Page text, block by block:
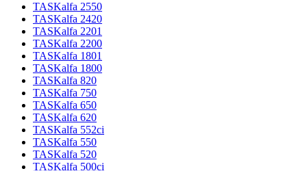
TASKalfa 2550
TASKalfa 2420
TASKalfa 2201
TASKalfa 2200
TASKalfa 1801
TASKalfa 1800
TASKalfa 820
TASKalfa 750
TASKalfa 650
TASKalfa 620
TASKalfa 552ci
TASKalfa 550
TASKalfa 520
TASKalfa 500ci